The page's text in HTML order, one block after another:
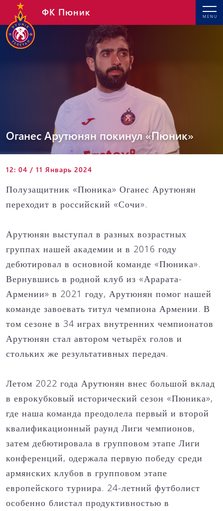
MENU
ФК Пюник
Оганес Арутюнян покинул «Пюник»
12: 04 / 11 Январь 2024
Полузащитник «Пюника» Оганес Арутюнян
переходит в российский «Сочи».
Арутюнян выступал в разных возрастных
группах нашей академии и в 2016 году
дебютировал в основной команде «Пюника».
Вернувшись в родной клуб из «Арарата-
Армении» в 2021 году, Арутюнян помог нашей
команде завоевать титул чемпиона Армении. В
том сезоне в 34 играх внутренних чемпионатов
Арутюнян стал автором четырёх голов и
стольких же результативных передач.
Летом 2022 года Арутюнян внес большой вклад
в еврокубковый исторический сезон «Пюника»,
где наша команда преодолела первый и второй
квалификационный раунд Лиги чемпионов,
затем дебютировала в групповом этапе Лиги
конференций, одержала первую победу среди
армянских клубов в групповом этапе
европейского турнира. 24-летний футболист
особенно блистал продуктивностью в